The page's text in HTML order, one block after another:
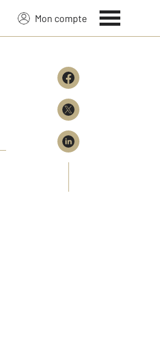
Mon compte